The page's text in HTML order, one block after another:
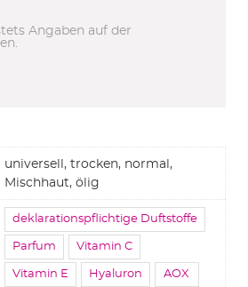
Angaben auf der
universell, trocken, normal,
Mischhaut, ölig
deklarationspflichtige Duftstoffe
Parfum Vitamin C
Vitamin E Hyaluron AOX